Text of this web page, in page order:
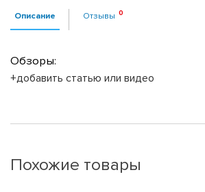
Описание Отзывы
Обзоры:
+добавить статью или видео
Похожие товары